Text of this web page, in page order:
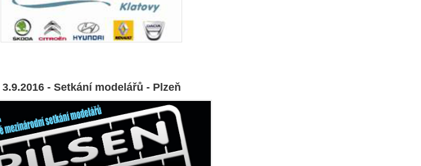
3.9.2016 - Setkání modelářů - Plzeň